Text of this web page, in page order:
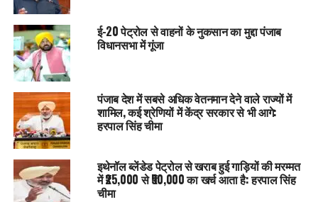
पंजाब सरकार अपने आधिकारिक सेवा पोर्टल
connect.punjab.gov.inको और सरल और user-friendly बना
रही है। अब चाहे कोई किसान गाँव में हो या छात्र शहर में, हर नागरिक
आसानी से ऑनलाइन सेवाओं का लाभ ले सकता है, बिना लंबी यात्रा किए
या कतार में खड़े हुए।
सामाजिक और नागरिक असर
नागरिक समय और पैसा दोनों बचा रहे हैं।
रिश्वत और बिचौलियों की शिकायतें कम हुई हैं।
किसान आसानी से संपत्ति रिकार्ड प्राप्त कर रहे हैं।
ई-20 पेट्रोल से वाहनों के नुकसान का मुद्दा पंजाब
विधानसभा में गूंजा
पंजाब देश में सबसे अधिक वेतनमान देने वाले राज्यों में
शामिल, कई श्रेणियों में केंद्र सरकार से भी आगे:
हरपाल सिंह चीमा
इथेनॉल ब्लेंडेड पेट्रोल से खराब हुई गाड़ियों की मरम्मत
में ₹25,000 से ₹50,000 का खर्च आता है: हरपाल सिंह
चीमा